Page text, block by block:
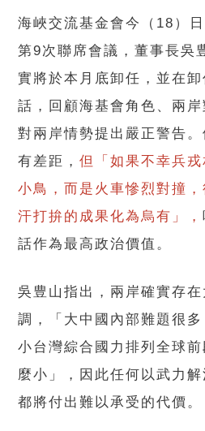
海峽交流基金會今（18）
第9次聯席會議，董事長吳
實將於本月底卸任，並在
話，回顧海基會角色、兩
對兩岸情勢提出嚴正警告
有差距，但「如果不幸兵
小鳥，而是火車慘烈對撞
汗打拚的成果化為烏有」，
話作為最高政治價值。
吳豊山指出，兩岸確實存
調，「大中國內部難題很多
小台灣綜合國力排列全球
麼小」，因此任何以武力
都將付出難以承受的代價。